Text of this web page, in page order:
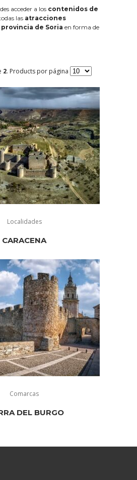
acceder a los contenidos de
las atracciones
de Soria en forma de
2. Products por página
Localidades
CARACENA
Comarcas
DEL BURGO